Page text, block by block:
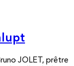
JOLET, prêtre